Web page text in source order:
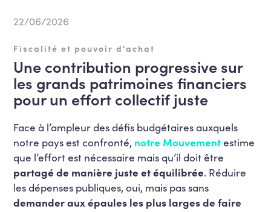
22/06/2026
Fiscalité et pouvoir d'achat
Une contribution progressive sur
les grands patrimoines financiers
pour un effort collectif juste
Face à l’ampleur des défis budgétaires auxquels
notre pays est confronté, notre Mouvementestime
que l’effort est nécessaire mais qu’il doit être
partagé de manière juste et équilibrée. Réduire
les dépenses publiques, oui, mais pas sans
demander aux épaules les plus larges de faire